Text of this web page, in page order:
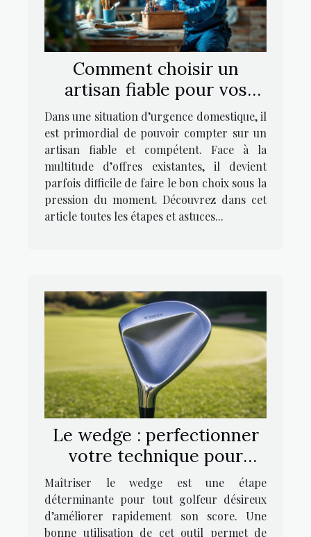
Comment choisir un
artisan fiable pour vos
urgences domestiques ?
Dans une situation d’urgence domestique, il
est primordial de pouvoir compter sur un
artisan fiable et compétent. Face à la
multitude d’offres existantes, il devient
parfois difficile de faire le bon choix sous la
pression du moment. Découvrez dans cet
article toutes les étapes et astuces...
Le wedge : perfectionner
votre technique pour
mieux scorer
Maîtriser le wedge est une étape
déterminante pour tout golfeur désireux
d’améliorer rapidement son score. Une
bonne utilisation de cet outil permet de